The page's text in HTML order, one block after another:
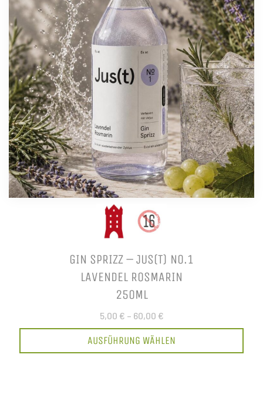
GIN SPRIZZ – JUS(T) NO.1
LAVENDEL ROSMARIN
250ML
5,00 € – 60,00 €
AUSFÜHRUNG WÄHLEN